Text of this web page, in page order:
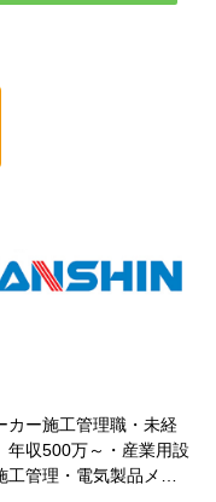
カー施工管理職・未経
年収500万～・産業用設
工管理・電気製品メ…